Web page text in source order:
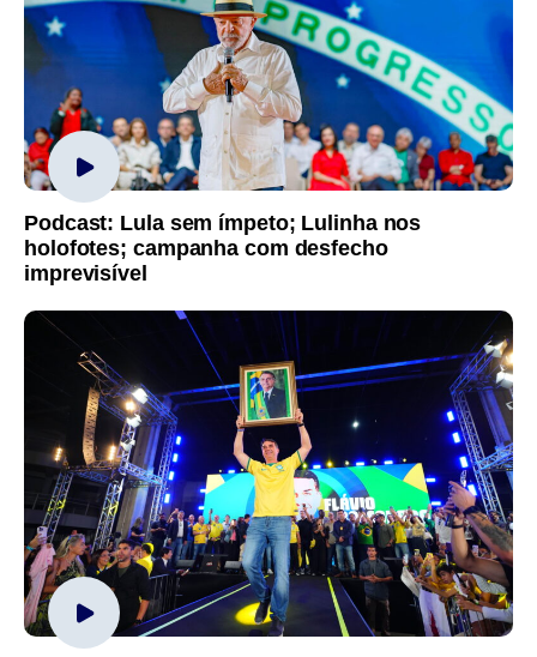
Podcast: Lula sem ímpeto; Lulinha nos
holofotes; campanha com desfecho
imprevisível